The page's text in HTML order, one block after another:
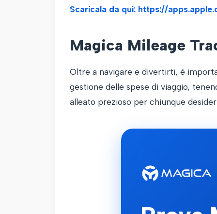
Scaricala da qui: https://
Magica Mileage
Oltre a navigare e divertirti, è
gestione delle spese di viaggio,
alleato prezioso per chiunque